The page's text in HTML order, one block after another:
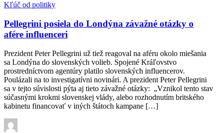
Kľúč od politiky
Pellegrini posiela do Londýna závažné otázky o
afére influenceri
Prezident Peter Pellegrini už tiež reagoval na aféru okolo miešania
sa Londýna do slovenských volieb. Spojené Kráľovstvo
prostredníctvom agentúry platilo slovenských influencerov.
Poulázali na to investigatívni novinári. A prezident Peter Pellegrini
sa v tejto súvislosti pýta aj tieto závažné otázky: „Vznikol tento stav
súčasnými krokmi slovenskej vlády, alebo rozhodnutím britského
kabinetu financovať v iných štátoch kampane […]